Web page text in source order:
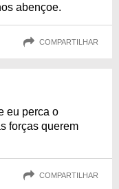
abençoe.
COMPARTILHAR
eu perca o
forças querem
COMPARTILHAR